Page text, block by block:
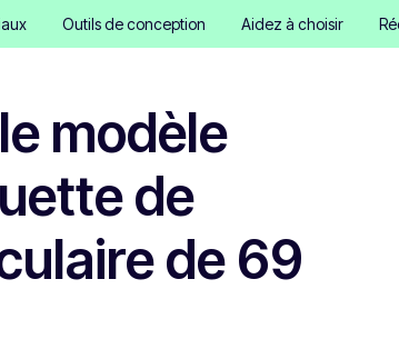
Outils de conception Aidez à choisir
modèle
de
de 69